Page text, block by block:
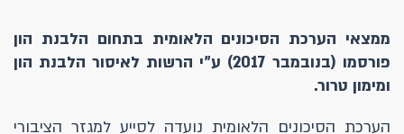
ממצאי הערכת הסיכונים הלאומית בתחום הלבנת הון
פורסמו (בנובמבר 2017) ע"י הרשות לאיסור הלבנת הון
ומימון טרור.
הערכת הסיכונים הלאומית נועדה לסייע למגזר הציבורי